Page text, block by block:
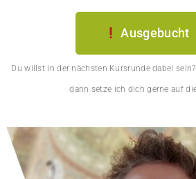
Ausgebucht
Du willst in der nächsten Kursrunde dabei
dann setze ich dich gerne auf